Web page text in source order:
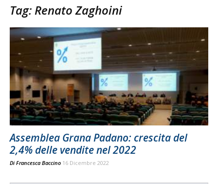
Tag: Renato Zaghoini
Assemblea Grana Padano: crescita del
2,4% delle vendite nel 2022
Di Francesca Baccino 16 Dicembre 2022